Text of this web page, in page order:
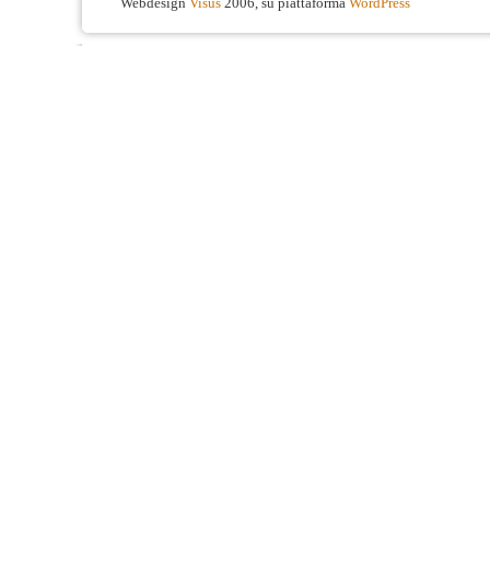
Webdesign Visus 2006, su piattaforma WordPress